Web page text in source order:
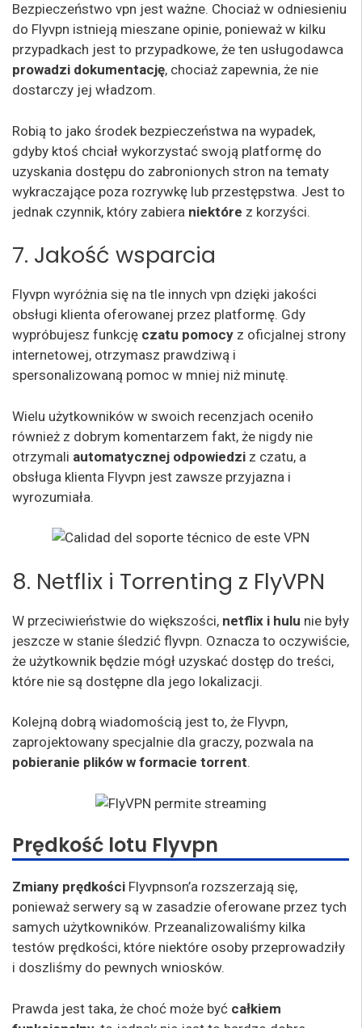
Bezpieczeństwo vpn jest ważne. Chociaż w odniesieniu
do Flyvpn istnieją mieszane opinie, ponieważ w kilku
przypadkach jest to przypadkowe, że ten usługodawca
prowadzi dokumentację, chociaż zapewnia, że nie
dostarczy jej władzom.
Robią to jako środek bezpieczeństwa na wypadek,
gdyby ktoś chciał wykorzystać swoją platformę do
uzyskania dostępu do zabronionych stron na tematy
wykraczające poza rozrywkę lub przestępstwa. Jest to
jednak czynnik, który zabiera niektóre z korzyści.
7. Jakość wsparcia
Flyvpn wyróżnia się na tle innych vpn dzięki jakości
obsługi klienta oferowanej przez platformę. Gdy
wypróbujesz funkcję czatu pomocy z oficjalnej strony
internetowej, otrzymasz prawdziwą i
spersonalizowaną pomoc w mniej niż minutę.
Wielu użytkowników w swoich recenzjach oceniło
również z dobrym komentarzem fakt, że nigdy nie
otrzymali automatycznej odpowiedzi z czatu, a
obsługa klienta Flyvpn jest zawsze przyjazna i
wyrozumiała.
8. Netflix i Torrenting z FlyVPN
W przeciwieństwie do większości, netflix i hulu nie były
jeszcze w stanie śledzić flyvpn. Oznacza to oczywiście,
że użytkownik będzie mógł uzyskać dostęp do treści,
które nie są dostępne dla jego lokalizacji.
Kolejną dobrą wiadomością jest to, że Flyvpn,
zaprojektowany specjalnie dla graczy, pozwala na
pobieranie plików w formacie torrent.
Prędkość lotu Flyvpn
Zmiany prędkości Flyvpnson’a rozszerzają się,
ponieważ serwery są w zasadzie oferowane przez tych
samych użytkowników. Przeanalizowaliśmy kilka
testów prędkości, które niektóre osoby przeprowadziły
i doszliśmy do pewnych wniosków.
Prawda jest taka, że choć może być całkiem